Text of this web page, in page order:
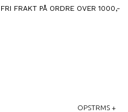
FRI FRAKT PÅ ORDRE OVER 1000,-
OPSTRMS +